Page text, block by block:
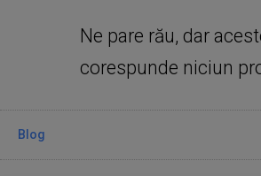
Ne pare rău, dar
corespunde niciun
Blog